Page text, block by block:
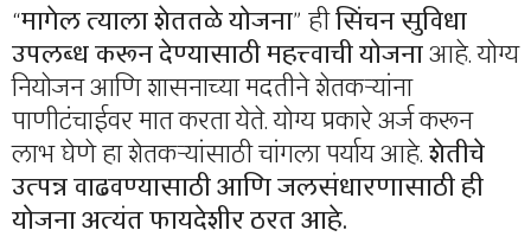
“मागेल त्याला शेततळे योजना” हीसिंचन सुविधा
उपलब्ध करून देण्यासाठी महत्त्वाची योजनाआहे. योग्य
नियोजन आणि शासनाच्या मदतीने शेतकऱ्यांना
पाणीटंचाईवर मात करता येते. योग्य प्रकारे अर्ज करून
लाभ घेणे हा शेतकऱ्यांसाठी चांगला पर्याय आहे.शेतीचे
उत्पन्न वाढवण्यासाठी आणि जलसंधारणासाठी ही
योजना अत्यंत फायदेशीर ठरत आहे.